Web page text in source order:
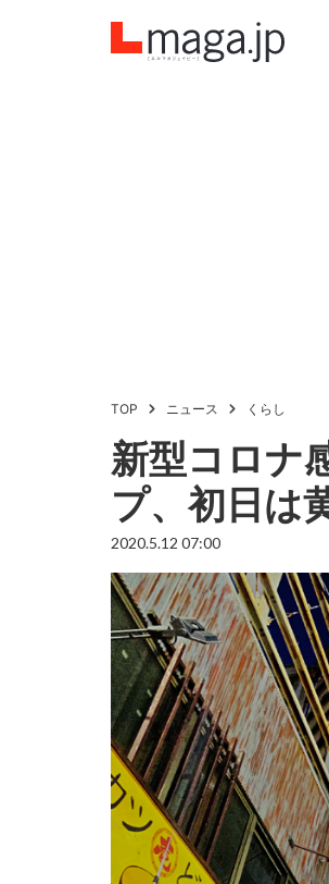
TOP ニュース くらし
新型コロナ
プ、初日は
2020.5.12 07:00